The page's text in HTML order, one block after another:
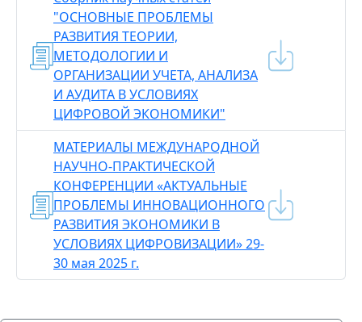
"ОСНОВНЫЕ ПРОБЛЕМЫ
РАЗВИТИЯ ТЕОРИИ,
МЕТОДОЛОГИИ И
ОРГАНИЗАЦИИ УЧЕТА, АНАЛИЗА
И АУДИТА В УСЛОВИЯХ
ЦИФРОВОЙ ЭКОНОМИКИ"
МАТЕРИАЛЫ МЕЖДУНАРОДНОЙ
НАУЧНО-ПРАКТИЧЕСКОЙ
КОНФЕРЕНЦИИ «АКТУАЛЬНЫЕ
ПРОБЛЕМЫ ИННОВАЦИОННОГО
РАЗВИТИЯ ЭКОНОМИКИ В
УСЛОВИЯХ ЦИФРОВИЗАЦИИ» 29-
30 мая 2025 г.